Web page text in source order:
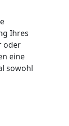
Ihres
oder
eine
sowohl